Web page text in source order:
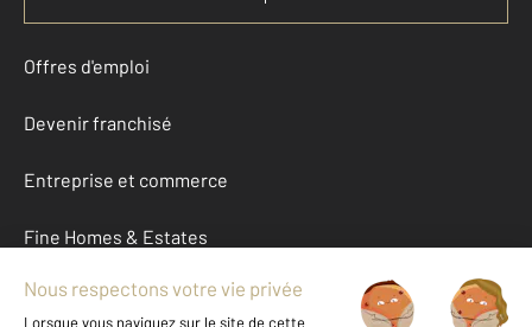
Offres d'emploi
Devenir franchisé
Entreprise et commerce
Fine Homes & Estates
À propos